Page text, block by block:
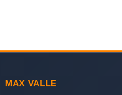
MAX VALLE